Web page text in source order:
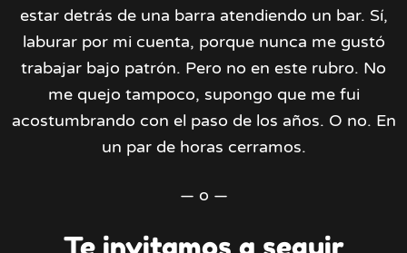
estar detrás de una barra atendiendo un bar. Sí,
laburar por mi cuenta, porque nunca me gustó
trabajar bajo patrón. Pero no en este rubro. No
me quejo tampoco, supongo que me fui
acostumbrando con el paso de los años. O no. En
un par de horas cerramos.
— o —